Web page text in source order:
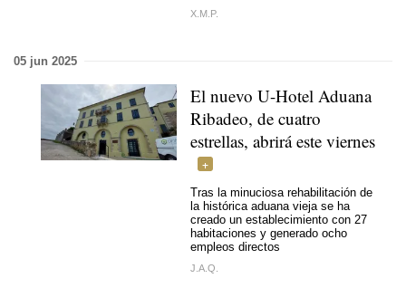
X.M.P.
05 jun 2025
El nuevo U-Hotel Aduana
Ribadeo, de cuatro
estrellas, abrirá este viernes
Tras la minuciosa rehabilitación de
la histórica aduana vieja se ha
creado un establecimiento con 27
habitaciones y generado ocho
empleos directos
J.A.Q.